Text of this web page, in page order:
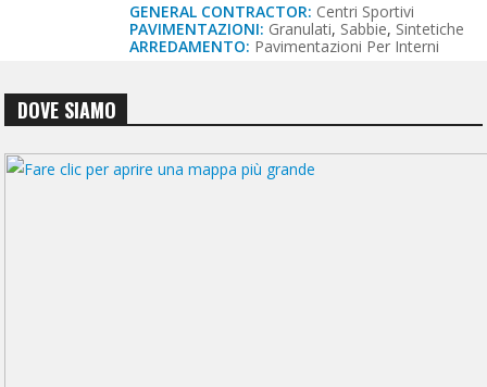
GENERAL CONTRACTOR: Centri Sportivi
PAVIMENTAZIONI: Granulati, Sabbie, Sintetiche
ARREDAMENTO: Pavimentazioni Per Interni
DOVE SIAMO